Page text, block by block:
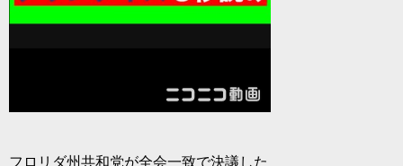
フロリダ州共和党が全会一致で決議した